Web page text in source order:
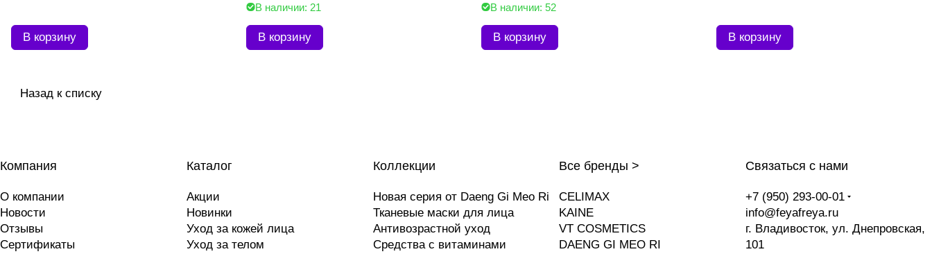
В корзину
В наличии: 21
В корзину
В наличии: 52
В корзину В корзину
Назад к списку
Каталог
Акции
Новинки
Уход за кожей лица
Уход за телом
Компания
О компании
Новости
Отзывы
Сертификаты
Коллекции
Новая серия от Daeng Gi Meo Ri
Тканевые маски для лица
Антивозрастной уход
Средства с витаминами
Все бренды >
CELIMAX
KAINE
VT COSMETICS
DAENG GI MEO RI
Связаться с нами
+7 (950) 293-00-01
info@feyafreya.ru
г. Владивосток, ул. Днепровская,
101